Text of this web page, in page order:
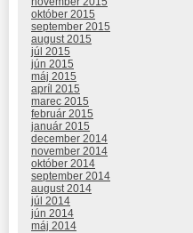
október 2015
september 2015
august 2015
júl 2015
jún 2015
máj 2015
apríl 2015
marec 2015
február 2015
január 2015
december 2014
november 2014
október 2014
september 2014
august 2014
júl 2014
jún 2014
máj 2014